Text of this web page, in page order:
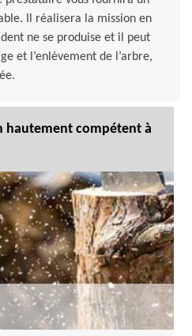
Il réalisera la mission en
ne se produise et il peut
et l’enlèvement de l’arbre,
hautement compétent à